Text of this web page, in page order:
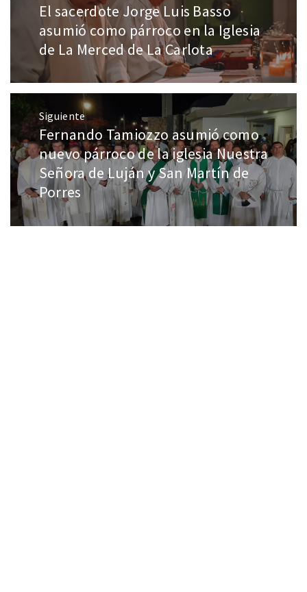
El sacerdote Jorge Luis Basso
asumió como párroco en la Iglesia
de La Merced de La Carlota
Siguiente
Fernando Tamiozzo asumió como
nuevo párroco de la iglesia Nuestra
Señora de Luján y San Martín de
Porres